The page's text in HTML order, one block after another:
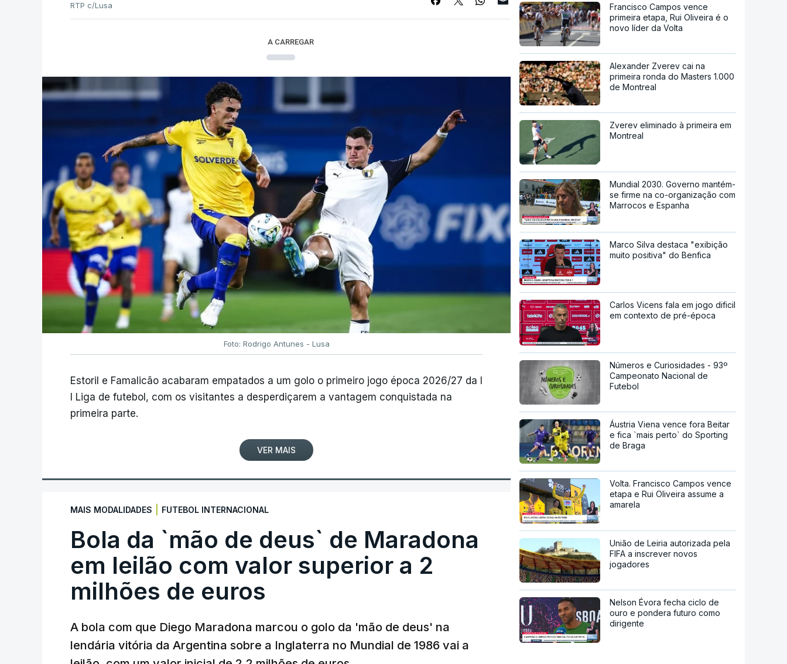
RTP c/Lusa
A CARREGAR
Foto: Rodrigo Antunes - Lusa
Estoril e Famalicão acabaram empatados a um golo o primeiro jogo época 2026/27 da I
I Liga de futebol, com os visitantes a desperdiçarem a vantagem conquistada na
primeira parte.
VER MAIS
MAIS MODALIDADES FUTEBOL INTERNACIONAL
Bola da `mão de deus` de Maradona
em leilão com valor superior a 2
milhões de euros
A bola com que Diego Maradona marcou o golo da 'mão de deus' na
lendária vitória da Argentina sobre a Inglaterra no Mundial de 1986 vai a
Francisco Campos vence
primeira etapa, Rui Oliveira é o
novo líder da Volta
Alexander Zverev cai na
primeira ronda do Masters 1.000
de Montreal
Zverev eliminado à primeira em
Montreal
Mundial 2030. Governo mantém-
se firme na co-organização com
Marrocos e Espanha
Marco Silva destaca "exibição
muito positiva" do Benfica
Carlos Vicens fala em jogo dificil
em contexto de pré-época
Números e Curiosidades - 93º
Campeonato Nacional de
Futebol
Áustria Viena vence fora Beitar
e fica `mais perto` do Sporting
de Braga
Volta. Francisco Campos vence
etapa e Rui Oliveira assume a
amarela
União de Leiria autorizada pela
FIFA a inscrever novos
jogadores
Nelson Évora fecha ciclo de
ouro e pondera futuro como
dirigente